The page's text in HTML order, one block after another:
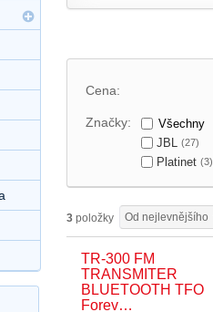
Cena:
Značky: Všechny
JBL (27)
Platinet (3)
3 položky Od nejlevnějšího
TR-300 FM
TRANSMITER
BLUETOOTH TFO
Forev…